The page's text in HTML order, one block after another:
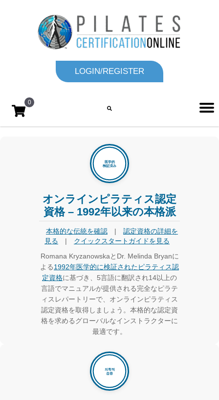
LOGIN/REGISTER
0
オンラインピラティス認定
資格 – 1992年以来の本格派
本格的な伝統を確認 |
認定資格の詳細を
見る
|
クイックスタートガイドを見る
Romana KryzanowskaとDr. Melinda Bryanに
よる1992年医学的に検証されたピラティス認
定資格に基づき、5言語に翻訳され14以上の
言語でマニュアルが提供される完全なピラテ
ィスレパートリーで、オンラインピラティス
認定資格を取得しましょう。本格的な認定資
格を求めるグローバルなインストラクターに
最適です。